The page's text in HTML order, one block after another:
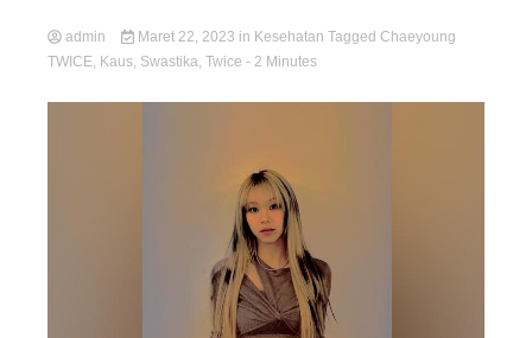
admin Maret 22, 2023 in Kesehatan Tagged Chaeyoung
TWICE, Kaus, Swastika, Twice - 2 Minutes